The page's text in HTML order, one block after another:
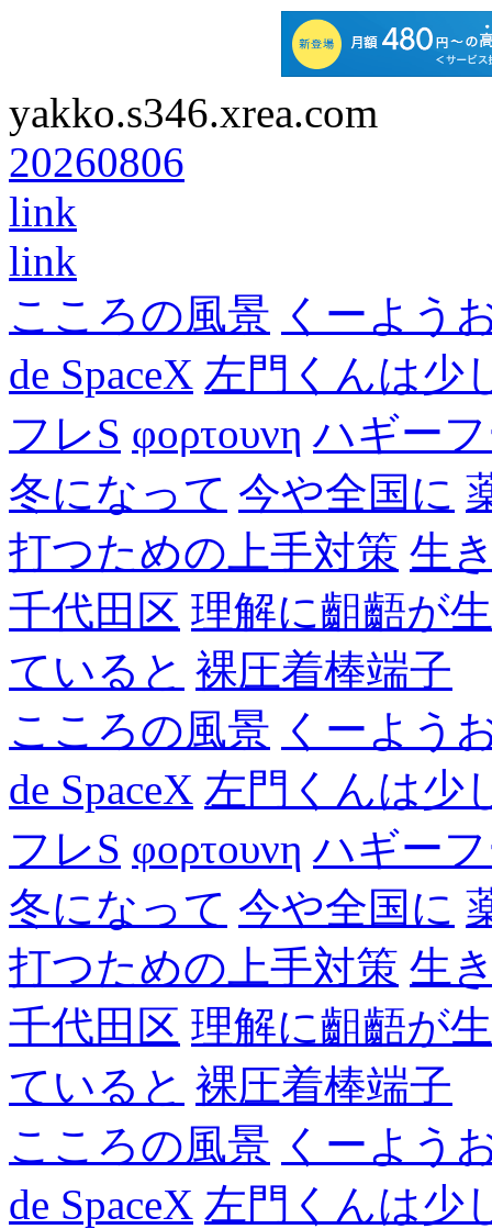
yakko.s346.xrea.com
20260806
link
link
こころの風景 くーよう
de SpaceX 左門くんは少
フレS φορτουνη ハギー
冬になって 今や全国に
打つための上手対策 生
千代田区 理解に齟齬が
ていると 裸圧着棒端子
こころの風景 くーよう
de SpaceX 左門くんは少
フレS φορτουνη ハギー
冬になって 今や全国に
打つための上手対策 生
千代田区 理解に齟齬が
ていると 裸圧着棒端子
こころの風景 くーよう
de SpaceX 左門くんは少